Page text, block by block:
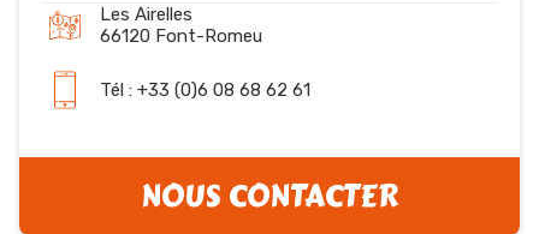
Les Airelles
66120 Font-Romeu
Tél : +33 (0)6 08 68 62 61
NOUS CONTACTER